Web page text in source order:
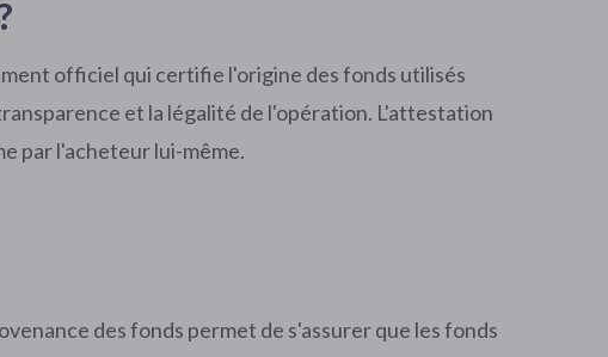
officiel qui certifie l'origine des fonds utilisés
et la légalité de l'opération. L'attestation
par l'acheteur lui-même.
des fonds permet de s'assurer que les fonds